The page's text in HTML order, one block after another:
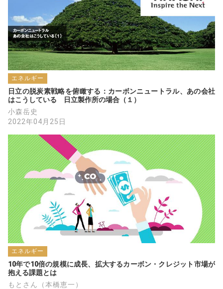
エネルギー
日立の脱炭素戦略を俯瞰する：カーボンニュートラル、あの会社
はこうしている　日立製作所の場合（１）
小森岳史
2022年04月25日
エネルギー
10年で10倍の規模に成長、拡大するカーボン・クレジット市場が
抱える課題とは
もとさん（本橋恵一）